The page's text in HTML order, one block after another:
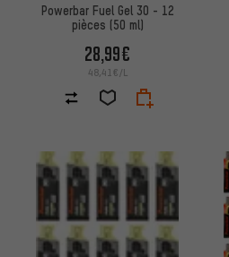
Powerbar Fuel Gel 30 - 12
pièces (50 ml)
28,99€
48,41€/L